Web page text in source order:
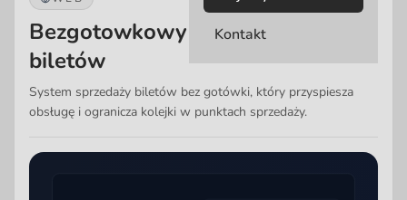
Kontakt
Bezgotowkowy system sprzedaży
biletów
System sprzedaży biletów bez gotówki, który przyspiesza
obsługę i ogranicza kolejki w punktach sprzedaży.